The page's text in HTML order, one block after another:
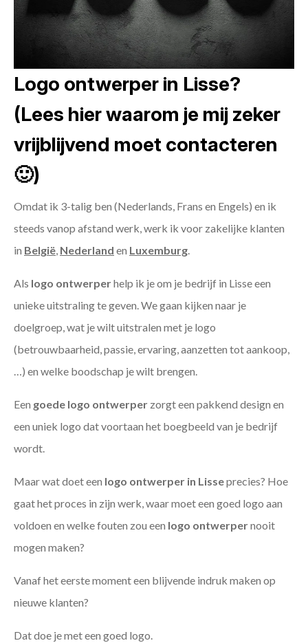
Logo ontwerper in Lisse?
(Lees hier waarom je mij zeker
vrijblijvend moet contacteren
🙂)
Omdat ik 3-talig ben (Nederlands, Frans en Engels) en ik
steeds vanop afstand werk, werk ik voor zakelijke klanten
in België, Nederland en Luxemburg.
Als logo ontwerperhelp ik je om je bedrijf in Lisse een
unieke uitstraling te geven. We gaan kijken naar je
doelgroep, wat je wilt uitstralen met je logo
(betrouwbaarheid, passie, ervaring, aanzetten tot aankoop,
…) en welke boodschap je wilt brengen.
Een goede logo ontwerper zorgt een pakkend design en
een uniek logo dat voortaan het boegbeeld van je bedrijf
wordt.
Maar wat doet een logo ontwerper in Lisseprecies? Hoe
gaat het proces in zijn werk, waar moet een goed logo aan
voldoen en welke fouten zou een logo ontwerpernooit
mogen maken?
Vanaf het eerste moment een blijvende indruk maken op
nieuwe klanten?
Dat doe je met een goed logo.